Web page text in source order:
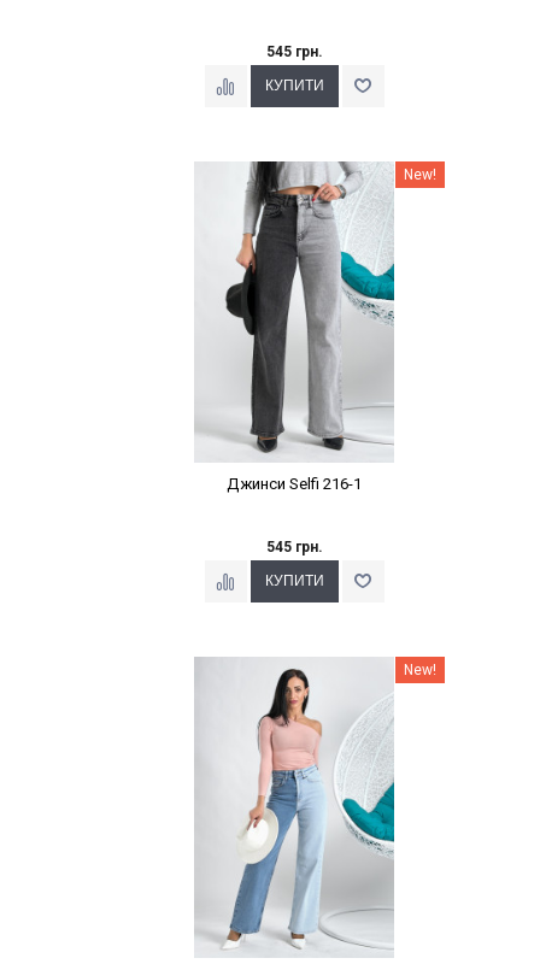
545 грн.
Наклейки Варіант з % New!
Джинси Selfi 216-1
545 грн.
New!